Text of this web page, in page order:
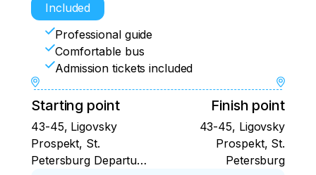
Included
Professional guide
Comfortable bus
Admission tickets included
Starting point
43-45, Ligovsky
Prospekt, St.
Petersburg Departure
Finish point
43-45, Ligovsky
Prospekt, St.
Petersburg